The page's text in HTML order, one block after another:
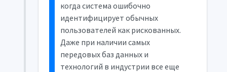
когда система ошибочно
идентифицирует обычных
пользователей как рискованных.
Даже при наличии самых
передовых баз данных и
технологий в индустрии все еще